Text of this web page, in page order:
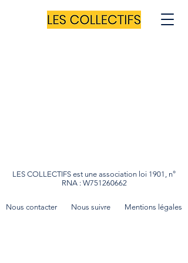
LES COLLECTIFS est une association loi 1901, n°
RNA : W751260662
Nous contacter Nous suivre Mentions légales